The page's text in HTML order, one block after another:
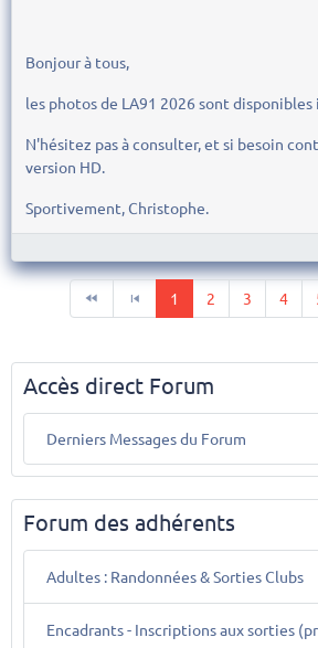
Bonjour à tous,
les photos de LA91 2026 sont disponibles
N'hésitez pas à consulter, et si besoin
version HD.
Sportivement, Christophe.
1 2 3 4
Accès direct Forum
Derniers Messages du Forum
Forum des adhérents
Adultes : Randonnées & Sorties Clubs
Encadrants - Inscriptions aux sorties